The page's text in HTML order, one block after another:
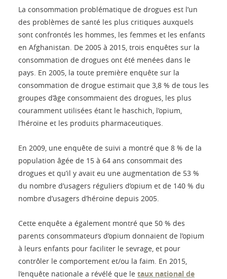
La consommation problématique de drogues est l’un
des problèmes de santé les plus critiques auxquels
sont confrontés les hommes, les femmes et les enfants
en Afghanistan. De 2005 à 2015, trois enquêtes sur la
consommation de drogues ont été menées dans le
pays. En 2005, la toute première enquête sur la
consommation de drogue estimait que 3,8 % de tous les
groupes d’âge consommaient des drogues, les plus
couramment utilisées étant le haschich, l’opium,
l’héroïne et les produits pharmaceutiques.
En 2009, une enquête de suivi a montré que 8 % de la
population âgée de 15 à 64 ans consommait des
drogues et qu’il y avait eu une augmentation de 53 %
du nombre d’usagers réguliers d’opium et de 140 % du
nombre d’usagers d’héroïne depuis 2005.
Cette enquête a également montré que 50 % des
parents consommateurs d’opium donnaient de l’opium
à leurs enfants pour faciliter le sevrage, et pour
contrôler le comportement et/ou la faim. En 2015,
l’enquête nationale a révélé que le taux national de